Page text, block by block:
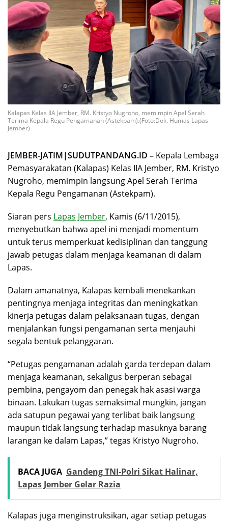
Kalapas Kelas IIA Jember, RM. Kristyo Nugroho, memimpin Apel Serah
Terima Kepala Regu Pengamanan (Astekpam).(Foto:Dok. Humas Lapas
Jember)
JEMBER-JATIM|SUDUTPANDANG.ID – Kepala Lembaga
Pemasyarakatan (Kalapas) Kelas IIA Jember, RM. Kristyo
Nugroho, memimpin langsung Apel Serah Terima
Kepala Regu Pengamanan (Astekpam).
Siaran pers Lapas Jember, Kamis (6/11/2015),
menyebutkan bahwa apel ini menjadi momentum
untuk terus memperkuat kedisiplinan dan tanggung
jawab petugas dalam menjaga keamanan di dalam
Lapas.
Dalam amanatnya, Kalapas kembali menekankan
pentingnya menjaga integritas dan meningkatkan
kinerja petugas dalam pelaksanaan tugas, dengan
menjalankan fungsi pengamanan serta menjauhi
segala bentuk pelanggaran.
“Petugas pengamanan adalah garda terdepan dalam
menjaga keamanan, sekaligus berperan sebagai
pembina, pengayom dan penegak hak asasi warga
binaan. Lakukan tugas semaksimal mungkin, jangan
ada satupun pegawai yang terlibat baik langsung
maupun tidak langsung terhadap masuknya barang
larangan ke dalam Lapas,” tegas Kristyo Nugroho.
BACA JUGA Gandeng TNI-Polri Sikat Halinar,
Lapas Jember Gelar Razia
Kalapas juga menginstruksikan, agar setiap petugas